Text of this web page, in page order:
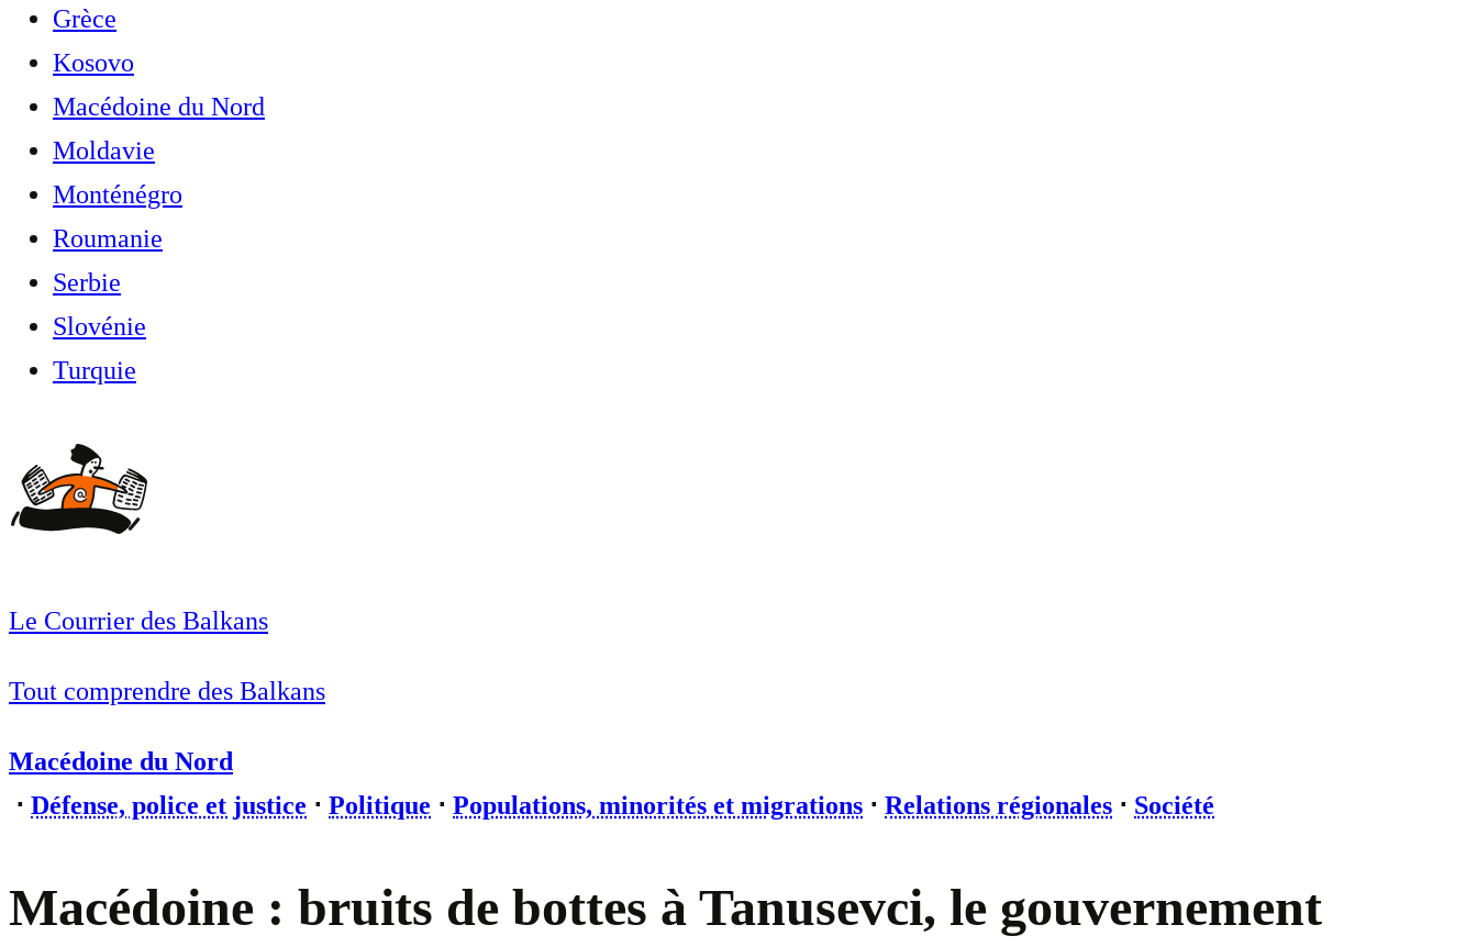
Grèce
Kosovo
Macédoine du Nord
Moldavie
Monténégro
Roumanie
Serbie
Slovénie
Turquie
Le Courrier des Balkans
Tout comprendre des Balkans
Macédoine du Nord
⋅ Défense, police et justice ⋅ Politique ⋅ Populations, minorités et migrations ⋅ Relations régionales ⋅ Société
Macédoine : bruits de bottes à Tanusevci, le gouvernement